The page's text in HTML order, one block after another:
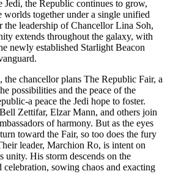
Jedi, the Republic continues to grow,
worlds together under a single unified
the leadership of Chancellor Lina Soh,
extends throughout the galaxy, with
newly established Starlight Beacon
the chancellor plans The Republic Fair, a
possibilities and the peace of the
a peace the Jedi hope to foster.
Zettifar, Elzar Mann, and others join
of harmony. But as the eyes
toward the Fair, so too does the fury
leader, Marchion Ro, is intent on
unity. His storm descends on the
celebration, sowing chaos and exacting